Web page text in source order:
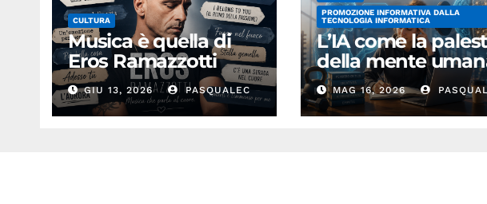
CULTURA
Musica è quella di
Eros Ramazzotti
GIU 13, 2026 PASQUALEC
PROMOZIONE INFORMATIVA DALLA
TECNOLOGIA INFORMATICA
L’IA come la
della mente
MAG 16, 2026